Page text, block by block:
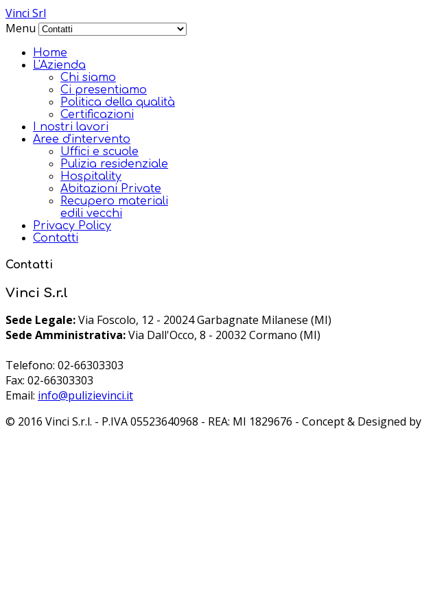
Vinci Srl
Menu
Home
L'Azienda
Chi siamo
Ci presentiamo
Politica della qualità
Certificazioni
I nostri lavori
Aree d'intervento
Uffici e scuole
Pulizia residenziale
Hospitality
Abitazioni Private
Recupero materiali
edili vecchi
Privacy Policy
Contatti
Contatti
Vinci S.r.l
Sede Legale:Via Foscolo, 12 - 20024 Garbagnate Milanese (MI)
Sede Amministrativa:Via Dall'Occo, 8 - 20032 Cormano (MI)
Telefono: 02-66303303
Fax: 02-66303303
Email: info@pulizievinci.it
© 2016 Vinci S.r.l. - P.IVA 05523640968 - REA: MI 1829676 - Concept & Designed by